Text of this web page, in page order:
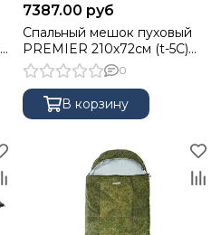
7387.00 руб
Спальный мешок пуховый
PREMIER 210х72см (t-5C)
зеленый (PR-SB-210x72-G)
0
В корзину